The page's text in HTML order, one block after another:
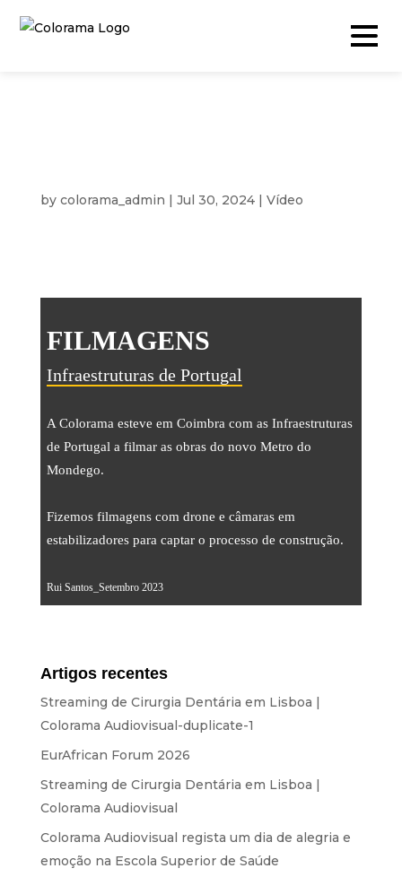
Vídeo
Timelapse
Drone
Live Events
Som
Palcos
Ecrãs & Projeção
Filmes & Séries
ALUGUER
Equipamento
SOBRE NÓS
by colorama_admin | Jul 30, 2024| Vídeo
FILMAGENS
Infraestruturas de Portugal
A Colorama esteve em Coimbra com as Infraestruturas
de Portugal a filmar as obras do novo Metro do
Mondego.
Fizemos filmagens com drone e câmaras em
estabilizadores para captar o processo de construção.
Rui Santos_Setembro 2023
Artigos recentes
Streaming de Cirurgia Dentária em Lisboa |
Colorama Audiovisual-duplicate-1
EurAfrican Forum 2026
Streaming de Cirurgia Dentária em Lisboa |
Colorama Audiovisual
Colorama Audiovisual regista um dia de alegria e
emoção na Escola Superior de Saúde